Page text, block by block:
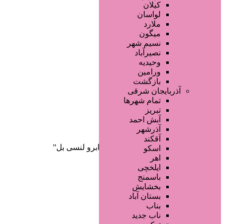
کیلان
لواسان
ملارد
میگون
نسیم شهر
نصیرآباد
وحیدیه
ورامین
بازگشت
آذربایجان شرقی
تمام شهر‌ها
تبریز
آبش احمد
آذرشهر
آقکند
اسکو
اهر
ایلخچی
باسمنج
بخشایش
بستان آباد
بناب
ناب جدید
آگهی انبوه
طراحی سایت
صفحه اختصاصی
لیست سایتهای تبلیغاتی
دسته‌بندی‌ها
/ محصولات برچسب خورده “ژل ابرو لنسی بل”